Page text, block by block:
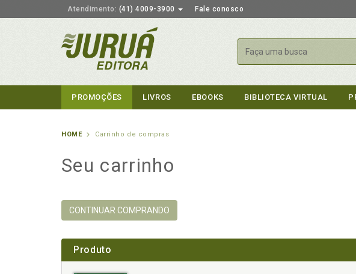
Atendimento: (41) 4009-3900 Fale conosco
Buscar
PROMOÇÕES LIVROS EBOOKS BIBLIOTECA VIRTUAL
HOME Carrinho de compras
Seu carrinho
CONTINUAR COMPRANDO
Produto